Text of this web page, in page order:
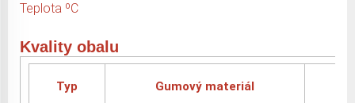
Teplota ºC
Kvality obalu
Typ Gumový materiál